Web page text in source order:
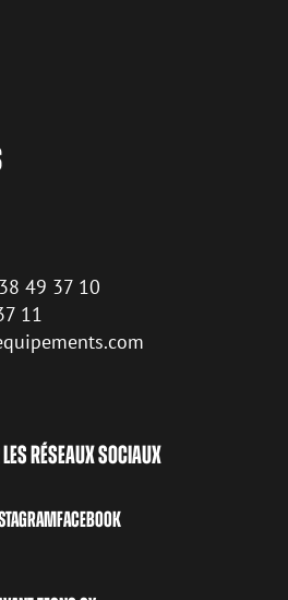
49 37 10
11
RÉSEAUX SOCIAUX
FACEBOOK